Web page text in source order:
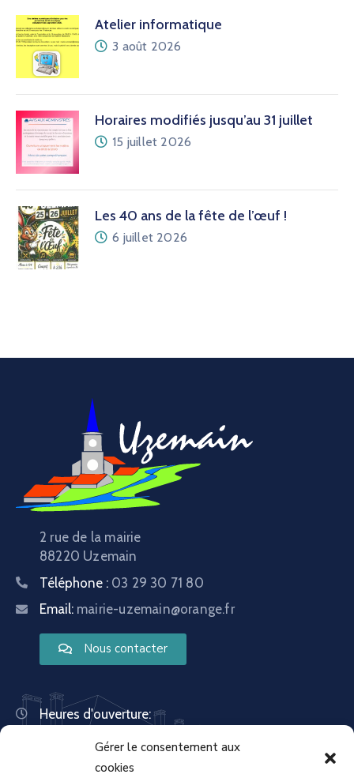
Gérer le consentement aux
cookies
Atelier informatique
3 août 2026
Horaires modifiés jusqu’au 31 juillet
15 juillet 2026
Les 40 ans de la fête de l’œuf !
6 juillet 2026
2 rue de la mairie
88220 Uzemain
Téléphone : 03 29 30 71 80
Email: mairie-uzemain@orange.fr
Nous contacter
Heures d'ouverture:
Mardi : 13:30 – 18:00
Mercredi : 08:30 – 12:00 | 14:00 – 17:00